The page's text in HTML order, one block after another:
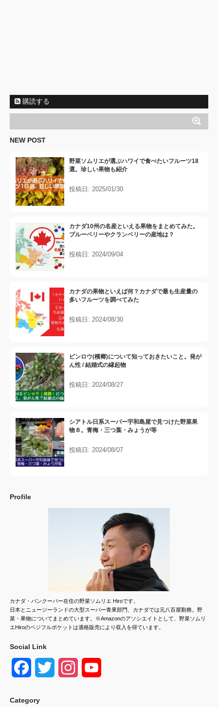
購読する
NEW POST
野菜ソムリエが選ぶハワイで食べたいフルーツ18
選。珍しい果物も紹介
投稿日: 2025/01/30
カナダ10州の名産といえる果物をまとめてみた。
ブルーベリーやクランベリーの産地は？
投稿日: 2024/09/04
カナダの果物といえば何？カナダで最も生産量の
多いフルーツを調べてみた
投稿日: 2024/08/30
ビンロウ(檳榔)について知っておきたいこと。発が
ん性 / 結婚式の縁起物
投稿日: 2024/08/27
シアトル日系スーパー宇和島屋で見つけた野菜果
物８。青梅・三つ葉・みょうが等
投稿日: 2024/08/07
Profile
カナダ・バンクーバー在住の野菜ソムリエ Hiroです。
日本とニュージーランドの大型スーパー青果部門、カナダでは元八百屋勤務。野
菜・果物についてまとめています。※Amazonのアソシエイトとして、野菜ソムリ
エHiroのベジフルポケットは適格販売により収入を得ています。
Social Link
Category